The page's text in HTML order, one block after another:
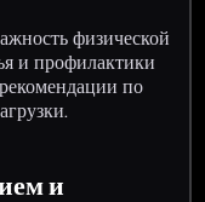
физической
и профилактики
по
и